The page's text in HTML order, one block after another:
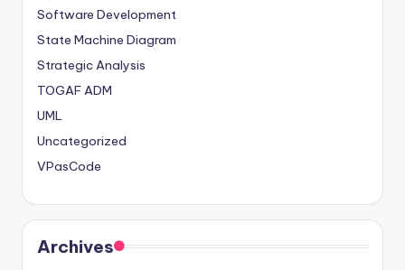
Software Development
State Machine Diagram
Strategic Analysis
TOGAF ADM
UML
Uncategorized
VPasCode
Archives